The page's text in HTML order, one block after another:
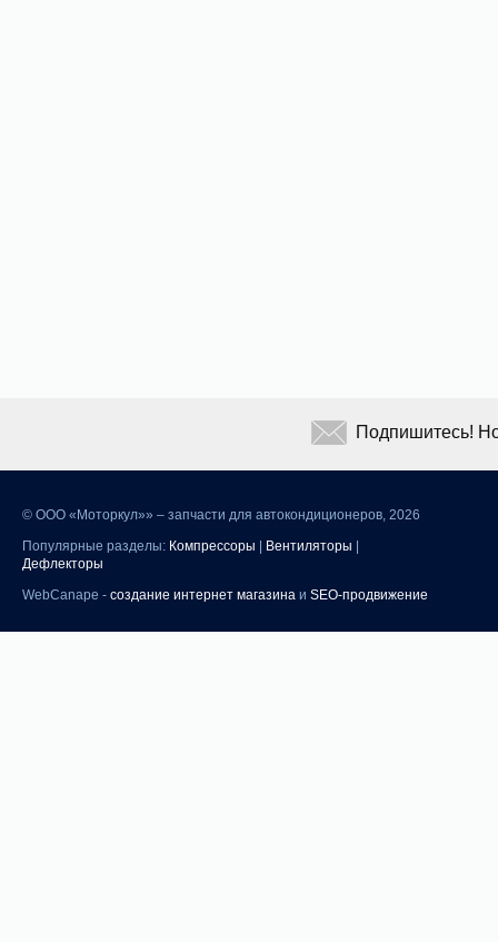
© ООО «Моторкул»» – запчасти для автокондиционеров, 2026
Популярные разделы: Компрессоры Вентиляторы
Дефлекторы
WebCanape - создание интернет магазина и SEO-продвижение
Подпишитесь!